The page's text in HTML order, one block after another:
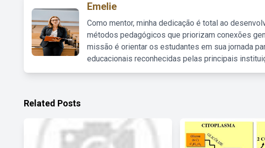
Emelie
Como mentor, minha dedicação é total ao
métodos pedagógicos que priorizam conexões
missão é orientar os estudantes em sua jornada
educacionais reconhecidas pelas principais
Related Posts